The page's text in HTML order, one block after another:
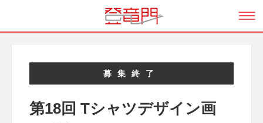
募集終了
第18回 Tシャツデザイン画